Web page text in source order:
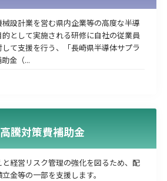
設計業を営む県内企業等の高度な半導
として実施される研修に自社の従業員
て支援を行う、「長崎県半導体サプラ
金（...
騰対策費補助金
経営リスク管理の強化を図るため、配
金等の一部を支援します。